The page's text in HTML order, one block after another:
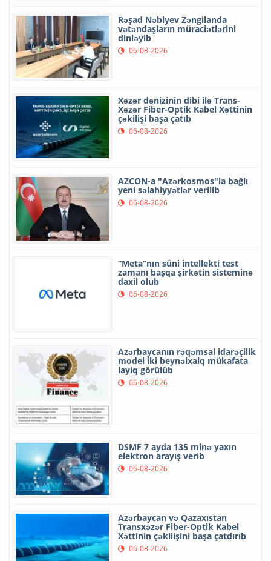
Rəşad Nəbiyev Zəngilanda
vətəndaşların müraciətlərini
dinləyib
06-08-2026
Xəzər dənizinin dibi ilə Trans-
Xəzər Fiber-Optik Kabel Xəttinin
çəkilişi başa çatıb
06-08-2026
AZCON-a "Azərkosmos"la bağlı
yeni səlahiyyətlər verilib
06-08-2026
“Meta”nın süni intellekti test
zamanı başqa şirkətin sisteminə
daxil olub
06-08-2026
Azərbaycanın rəqəmsal idarəçilik
model iki beynəlxalq mükafata
layiq görülüb
06-08-2026
DSMF 7 ayda 135 minə yaxın
elektron arayış verib
06-08-2026
Azərbaycan və Qazaxıstan
Transxəzər Fiber-Optik Kabel
Xəttinin çəkilişini başa çatdırıb
06-08-2026